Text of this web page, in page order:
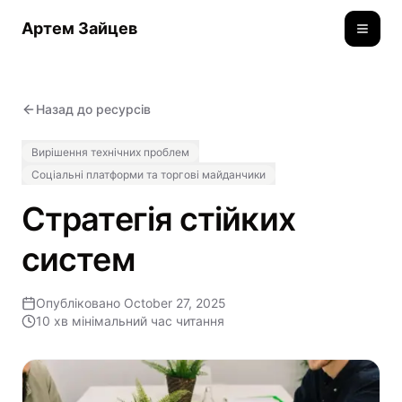
Артем Зайцев
Назад до ресурсів
Вирішення технічних проблем
Соціальні платформи та торгові майданчики
Стратегія стійких
систем
Опубліковано October 27, 2025
10 хв мінімальний час читання